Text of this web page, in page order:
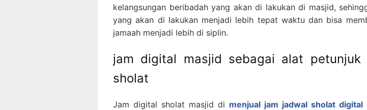
kelangsungan beribadah yang akan di lakukan di masjid,
yang akan di lakukan menjadi lebih tepat waktu dan bisa
jamaah menjadi lebih di siplin.
jam digital masjid sebagai alat petunjuk
sholat
Jam digital sholat masjid di menjual jam jadwal sholat digital